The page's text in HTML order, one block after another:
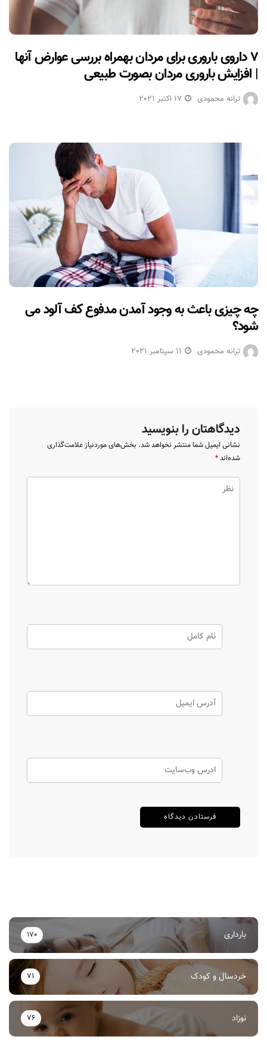
۷ داروی باروری برای مردان بهمراه بررسی عوارض آنها
| افزایش باروری مردان بصورت طبیعی
ترانه محمودی 17 اکتبر 2021
چه چیزی باعث به وجود آمدن مدفوع کف آلود می
شود؟
ترانه محمودی 11 سپتامبر 2021
دیدگاهتان را بنویسید
نشانی ایمیل شما منتشر نخواهد شد. بخش‌های موردنیاز علامت‌گذاری
شده‌اند*
بارداری 170
خردسال و کودک 71
نوزاد 76